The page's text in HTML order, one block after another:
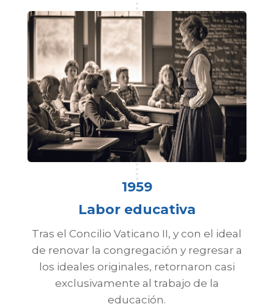
1959
Labor educativa
Tras el Concilio Vaticano II, y con el ideal
de renovar la congregación y regresar a
los ideales originales, retornaron casi
exclusivamente al trabajo de la
educación.